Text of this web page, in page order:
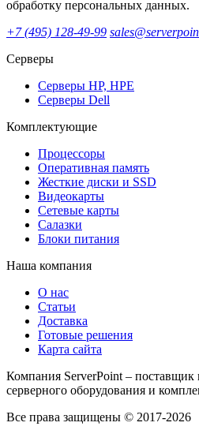
обработку персональных данных.
+7 (495) 128-49-99
Серверы
Серверы HP, HPE
Серверы Dell
Комплектующие
Процессоры
Оперативная память
Жесткие диски и SSD
Видеокарты
Сетевые карты
Салазки
Блоки питания
Наша компания
О нас
Статьи
Доставка
Готовые решения
Карта сайта
Компания ServerPoint – поставщик
серверного оборудования и
Все права защищены © 2017-2026